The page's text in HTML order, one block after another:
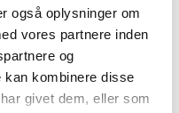
også oplysninger om
vores partnere inden
og
kan kombinere disse
givet dem, eller som